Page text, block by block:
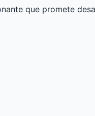
que promete